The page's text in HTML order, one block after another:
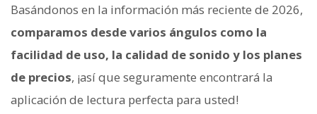
Basándonos en la información más reciente de 2026,
comparamos desde varios ángulos como la
facilidad de uso, la calidad de sonido y los planes
de precios, ¡así que seguramente encontrará la
aplicación de lectura perfecta para usted!